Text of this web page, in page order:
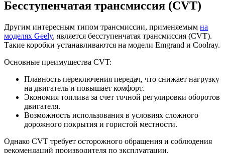
Бесступенчатая трансмиссия (CVT)
Другим интересным типом трансмиссии, применяемым на
моделях Geely, является бесступенчатая трансмиссия (CVT).
Такие коробки устанавливаются на модели Emgrand и Coolray.
Основные преимущества CVT:
Плавность переключения передач, что снижает нагрузку
на двигатель и повышает комфорт.
Экономия топлива за счет точной регулировки оборотов
двигателя.
Возможность использования в условиях сложного
дорожного покрытия и гористой местности.
Однако CVT требует осторожного обращения и соблюдения
рекомендаций производителя по эксплуатации.